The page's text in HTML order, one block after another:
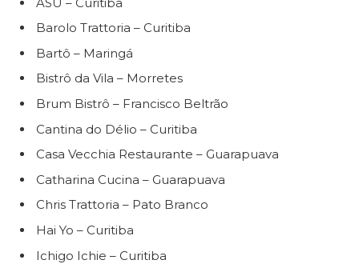
Barolo Trattoria – Curitiba
Bartô – Maringá
Bistrô da Vila – Morretes
Brum Bistrô – Francisco Beltrão
Cantina do Délio – Curitiba
Casa Vecchia Restaurante – Guarapuava
Catharina Cucina – Guarapuava
Chris Trattoria – Pato Branco
Hai Yo – Curitiba
Ichigo Ichie – Curitiba